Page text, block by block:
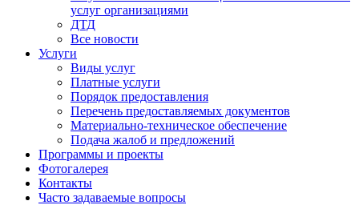
услуг организациями
ДТД
Все новости
Услуги
Виды услуг
Платные услуги
Порядок предоставления
Перечень предоставляемых документов
Материально-техническое обеспечение
Подача жалоб и предложений
Программы и проекты
Фотогалерея
Контакты
Часто задаваемые вопросы